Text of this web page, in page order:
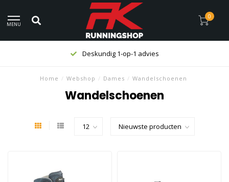
MENU
0
Deskundig 1-op-1 advies
Home / Webshop / Dames / Wandelschoenen
Wandelschoenen